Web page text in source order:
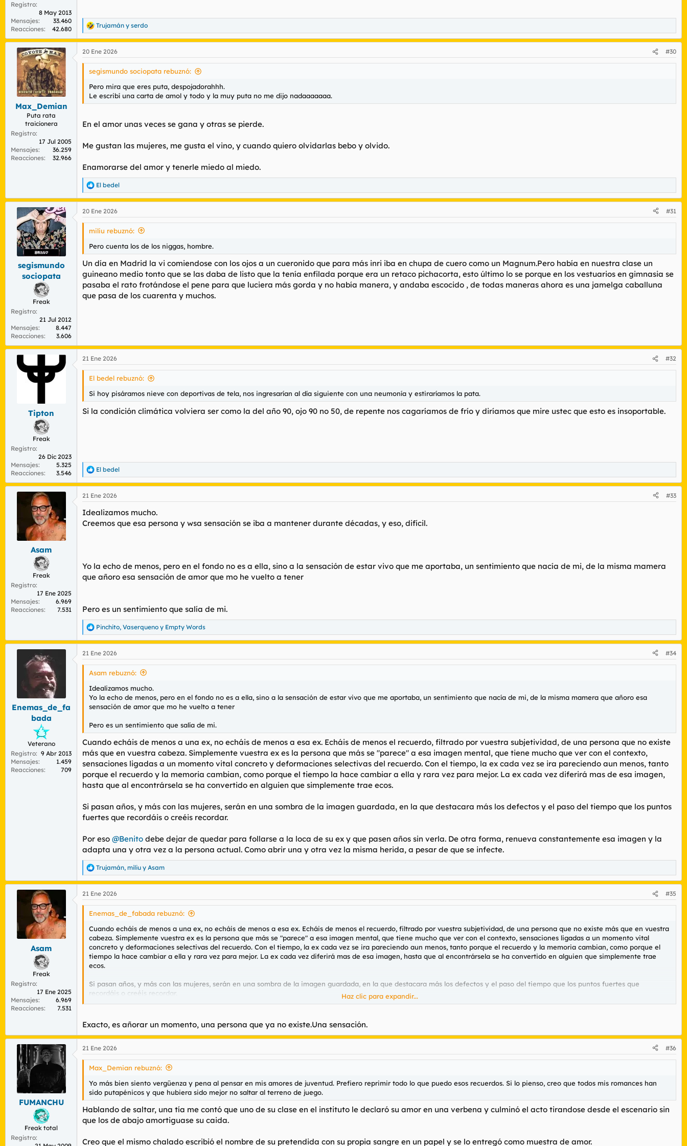
Registro
8 May 2013
Mensajes
33.460
Reacciones
42.680
R
e
a
c
c
s
Trujamán y serdo
Max_Demian
Puta rata
traicionera
Registro
17 Jul 2005
Mensajes
36.259
Reacciones
32.966
20 Ene 2026 #30
segismundo sociopata rebuznó:
Pero mira que eres puta, despojadorahhh.
Le escribí una carta de amol y todo y la muy puta no me dijo nadaaaaaaa.
En el amor unas veces se gana y otras se pierde.
Me gustan las mujeres, me gusta el vino, y cuando quiero olvidarlas bebo y olvido.
Enamorarse del amor y tenerle miedo al miedo.
R
e
a
c
c
e
s
El bedel
segismundo
sociopata
Freak
Registro
21 Jul 2012
Mensajes
8.447
Reacciones
3.606
20 Ene 2026 #31
miliu rebuznó:
Pero cuenta los de los niggas, hombre.
Un día en Madrid la vi comiendose con los ojos a un cueronido que para más inri iba en chupa de cuero como un Magnum.Pero había en nuestra clase un
guineano medio tonto que se las daba de listo que la tenía enfilada porque era un retaco pichacorta, esto último lo se porque en los vestuarios en gimnasia se
pasaba el rato frotándose el pene para que luciera más gorda y no había manera, y andaba escocido , de todas maneras ahora es una jamelga caballuna
que pasa de los cuarenta y muchos.
Tipton
Freak
Registro
26 Dic 2023
Mensajes
5.325
Reacciones
3.546
21 Ene 2026 #32
El bedel rebuznó:
Si hoy pisáramos nieve con deportivas de tela, nos ingresarían al día siguiente con una neumonía y estiraríamos la pata.
Si la condición climática volviera ser como la del año 90, ojo 90 no 50, de repente nos cagaríamos de frío y diríamos que mire ustec que esto es insoportable.
R
e
a
c
i
o
El bedel
Asam
Freak
Registro
17 Ene 2025
Mensajes
6.969
Reacciones
7.531
21 Ene 2026 #33
Idealizamos mucho.
Creemos que esa persona y wsa sensación se iba a mantener durante décadas, y eso, difícil.
Yo la echo de menos, pero en el fondo no es a ella, sino a la sensación de estar vivo que me aportaba, un sentimiento que nacía de mi, de la misma mamera
que añoro esa sensación de amor que mo he vuelto a tener
Pero es un sentimiento que salía de mi.
R
e
a
c
c
e
Pinchito, Vaserqueno y Empty Words
Enemas_de_fa
bada
Veterano
Registro
9 Abr 2013
Mensajes
1.459
Reacciones
709
21 Ene 2026 #34
Asam rebuznó:
Idealizamos mucho.
Yo la echo de menos, pero en el fondo no es a ella, sino a la sensación de estar vivo que me aportaba, un sentimiento que nacía de mi, de la misma mamera que añoro esa
sensación de amor que mo he vuelto a tener
Pero es un sentimiento que salía de mi.
Cuando echáis de menos a una ex, no echáis de menos a esa ex. Echáis de menos el recuerdo, filtrado por vuestra subjetividad, de una persona que no existe
más que en vuestra cabeza. Simplemente vuestra ex es la persona que más se "parece" a esa imagen mental, que tiene mucho que ver con el contexto,
sensaciones ligadas a un momento vital concreto y deformaciones selectivas del recuerdo. Con el tiempo, la ex cada vez se ira pareciendo aun menos, tanto
porque el recuerdo y la memoria cambian, como porque el tiempo la hace cambiar a ella y rara vez para mejor. La ex cada vez diferirá mas de esa imagen,
hasta que al encontrársela se ha convertido en alguien que simplemente trae ecos.
Si pasan años, y más con las mujeres, serán en una sombra de la imagen guardada, en la que destacara más los defectos y el paso del tiempo que los puntos
fuertes que recordáis o creéis recordar.
Por eso @Benito debe dejar de quedar para follarse a la loca de su ex y que pasen años sin verla. De otra forma, renueva constantemente esa imagen y la
adapta una y otra vez a la persona actual. Como abrir una y otra vez la misma herida, a pesar de que se infecte.
R
e
a
c
c
n
e
Trujamán, miliu y Asam
Asam
Freak
Registro
17 Ene 2025
Mensajes
6.969
Reacciones
7.531
21 Ene 2026 #35
Enemas_de_fabada rebuznó:
Cuando echáis de menos a una ex, no echáis de menos a esa ex. Echáis de menos el recuerdo, filtrado por vuestra subjetividad, de una persona que no existe más que en vuestra
cabeza. Simplemente vuestra ex es la persona que más se "parece" a esa imagen mental, que tiene mucho que ver con el contexto, sensaciones ligadas a un momento vital
concreto y deformaciones selectivas del recuerdo. Con el tiempo, la ex cada vez se ira pareciendo aun menos, tanto porque el recuerdo y la memoria cambian, como porque el
tiempo la hace cambiar a ella y rara vez para mejor. La ex cada vez diferirá mas de esa imagen, hasta que al encontrársela se ha convertido en alguien que simplemente trae
ecos.
Si pasan años, y más con las mujeres, serán en una sombra de la imagen guardada, en la que destacara más los defectos y el paso del tiempo que los puntos fuertes que
recordáis o creéis recordar.
a la persona actual. Como abrir una y otra vez la misma herida, a pesar de que se infecte.
Haz clic para expandir...
Exacto, es añorar un momento, una persona que ya no existe.Una sensación.
FUMANCHU
Freak total
Registro
21 Ene 2026 #36
Max_Demian rebuznó:
Yo más bien siento vergüenza y pena al pensar en mis amores de juventud. Prefiero reprimir todo lo que puedo esos recuerdos. Si lo pienso, creo que todos mis romances han
sido putapénicos y que hubiera sido mejor no saltar al terreno de juego.
Hablando de saltar, una tía me contó que uno de su clase en el instituto le declaró su amor en una verbena y culminó el acto tirandose desde el escenario sin
que los de abajo amortiguase su caida.
Creo que el mismo chalado escribió el nombre de su pretendida con su propia sangre en un papel y se lo entregó como muestra de amor.